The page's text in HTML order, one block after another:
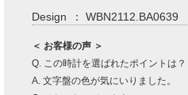
Design ： WBN2112.BA0639
＜ お客様の声 ＞
Q. この時計を選ばれたポイントは？
A. 文字盤の色が気にいりました。